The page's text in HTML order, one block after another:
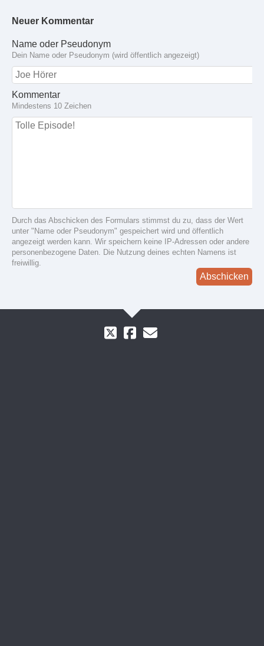
Neuer Kommentar
Name oder Pseudonym
Dein Name oder Pseudonym (wird öffentlich angezeigt)
Kommentar
Mindestens 10 Zeichen
Durch das Abschicken des Formulars stimmst du zu, dass der Wert
unter "Name oder Pseudonym" gespeichert wird und öffentlich
angezeigt werden kann. Wir speichern keine IP-Adressen oder andere
personenbezogene Daten. Die Nutzung deines echten Namens ist
freiwillig.
Abschicken